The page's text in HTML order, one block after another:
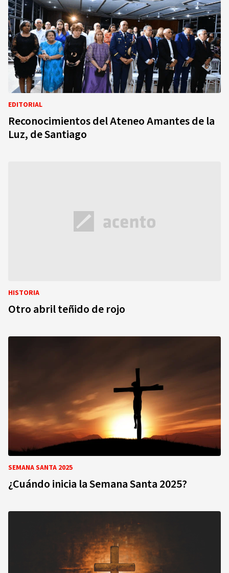
EDITORIAL
Reconocimientos del Ateneo Amantes de la
Luz, de Santiago
HISTORIA
Otro abril teñido de rojo
SEMANA SANTA 2025
¿Cuándo inicia la Semana Santa 2025?